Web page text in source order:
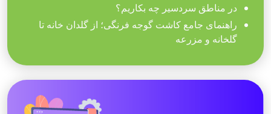
در مناطق سردسیر چه بکاریم؟
راهنمای جامع کاشت گوجه فرنگی؛ از گلدان خانه تا
گلخانه و مزرعه